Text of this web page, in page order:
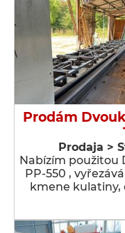
Prodám
Prodaja >
Nabízím použitou
PP-550 ,
kmene kulatiny,